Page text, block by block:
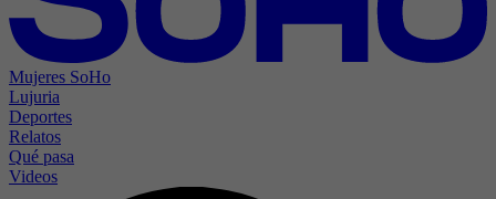
Mujeres SoHo
Lujuria
Deportes
Relatos
Qué pasa
Videos